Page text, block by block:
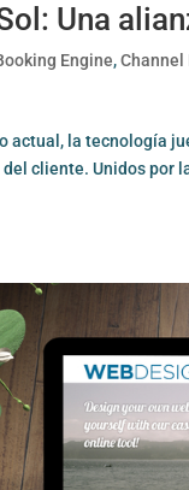
Una
Engine,Channel
actual, la tecnología
cliente. Unidos por